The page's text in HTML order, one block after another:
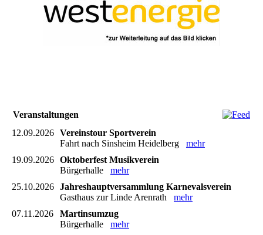
Veranstaltungen
12.09.2026 Vereinstour Sportverein
Fahrt nach Sinsheim Heidelberg mehr
19.09.2026 Oktoberfest Musikverein
Bürgerhalle mehr
25.10.2026 Jahreshauptversammlung Karnevalsverein
Gasthaus zur Linde Arenrath mehr
07.11.2026
Martinsumzug
Bürgerhalle mehr